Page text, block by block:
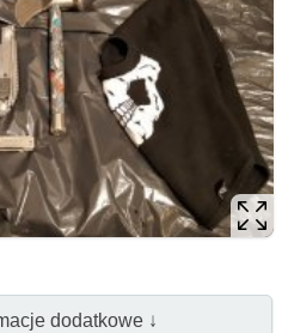
dodatkowe ↓